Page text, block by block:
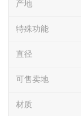
产地
特殊功能
直径
可售卖地
材质